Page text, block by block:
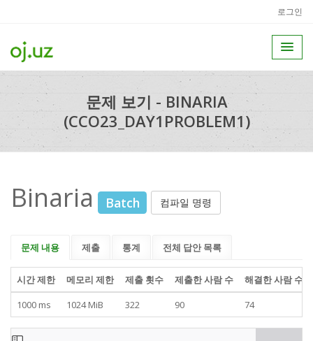
로그인
문제 보기 - BINARIA
(CCO23_DAY1PROBLEM1)
Binaria Batch 컴파일 명령
문제 내용 제출 통계 전체 답안 목록
시간 제한 메모리 제한 제출 횟수 제출한 사람 수
해결한 사람 수
1000 ms
1024 MiB 322 90 74